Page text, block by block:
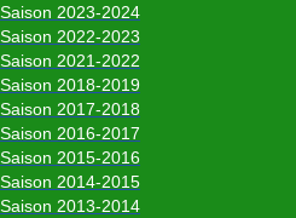
Saison 2023-2024
Saison 2022-2023
Saison 2021-2022
Saison 2018-2019
Saison 2017-2018
Saison 2016-2017
Saison 2015-2016
Saison 2014-2015
Saison 2013-2014